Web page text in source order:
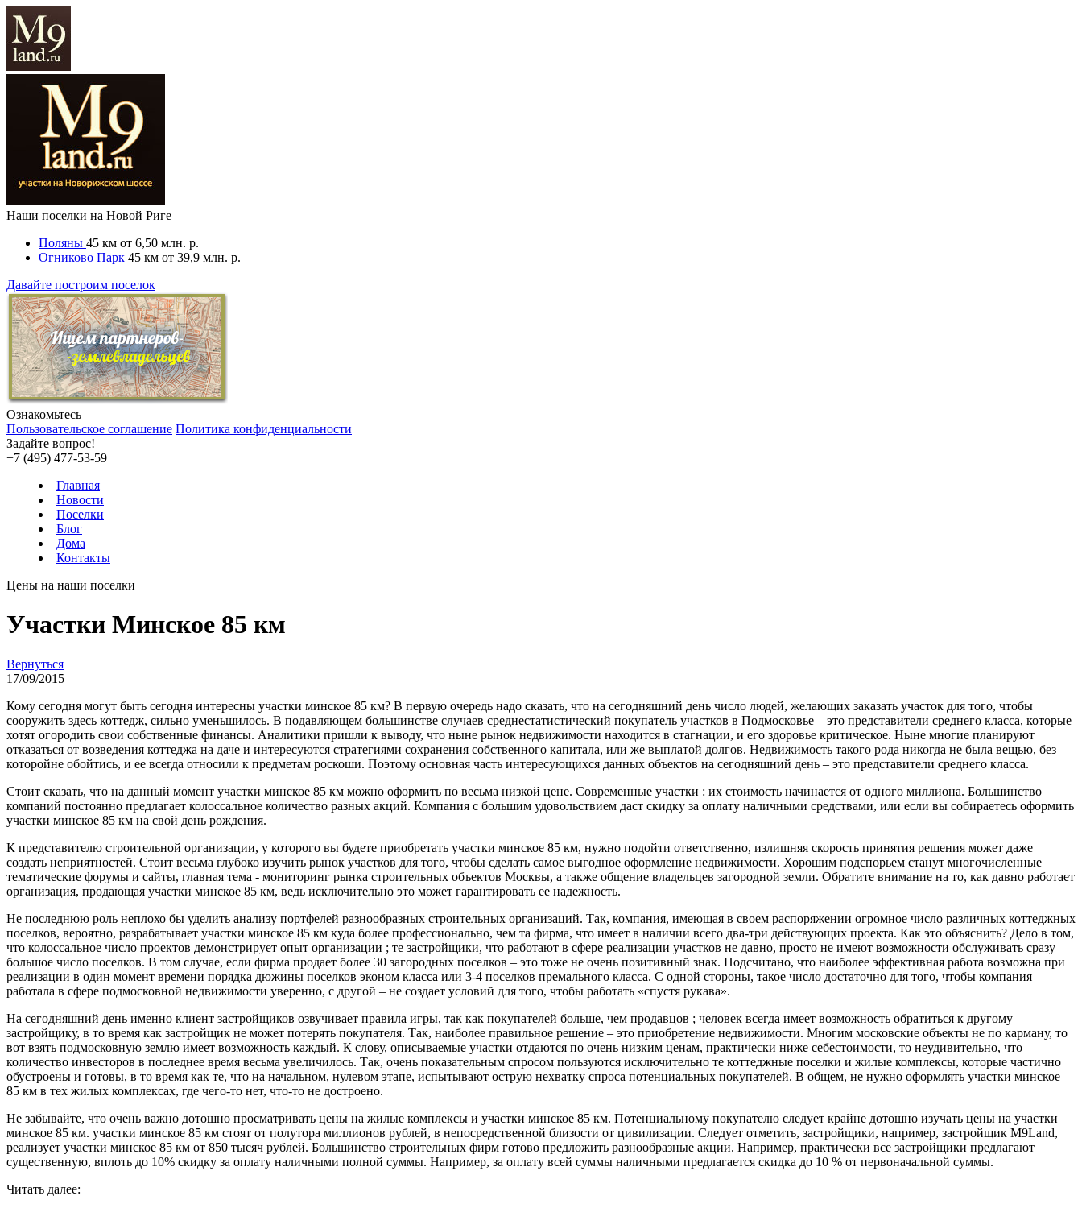
Наши поселки на Новой Риге
Поляны 45 км от 6,50 млн. р.
Огниково Парк 45 км от 39,9 млн. р.
Давайте построим поселок
Ознакомьтесь
Пользовательское соглашение Политика конфиденциальности
Задайте вопрос!
+7 (495) 477-53-59
Главная
Новости
Поселки
Блог
Дома
Контакты
Цены на наши поселки
Участки Минское 85 км
Вернуться
17/09/2015
Кому сегодня могут быть сегодня интересны участки минское 85 км? В первую очередь надо сказать, что на сегодняшний день число людей, желающих заказать участок для того, чтобы
сооружить здесь коттедж, сильно уменьшилось. В подавляющем большинстве случаев среднестатистический покупатель участков в Подмосковье – это представители среднего класса, которые
хотят огородить свои собственные финансы. Аналитики пришли к выводу, что ныне рынок недвижимости находится в стагнации, и его здоровье критическое. Ныне многие планируют
отказаться от возведения коттеджа на даче и интересуются стратегиями сохранения собственного капитала, или же выплатой долгов. Недвижимость такого рода никогда не была вещью, без
которойне обойтись, и ее всегда относили к предметам роскоши. Поэтому основная часть интересующихся данных объектов на сегодняшний день – это представители среднего класса.
Стоит сказать, что на данный момент участки минское 85 км можно оформить по весьма низкой цене. Современные участки : их стоимость начинается от одного миллиона. Большинство
компаний постоянно предлагает колоссальное количество разных акций. Компания с большим удовольствием даст скидку за оплату наличными средствами, или если вы собираетесь оформить
участки минское 85 км на свой день рождения.
К представителю строительной организации, у которого вы будете приобретать участки минское 85 км, нужно подойти ответственно, излишняя скорость принятия решения может даже
создать неприятностей. Стоит весьма глубоко изучить рынок участков для того, чтобы сделать самое выгодное оформление недвижимости. Хорошим подспорьем станут многочисленные
тематические форумы и сайты, главная тема - мониторинг рынка строительных объектов Москвы, а также общение владельцев загородной земли. Обратите внимание на то, как давно работает
организация, продающая участки минское 85 км, ведь исключительно это может гарантировать ее надежность.
Не последнюю роль неплохо бы уделить анализу портфелей разнообразных строительных организаций. Так, компания, имеющая в своем распоряжении огромное число различных коттеджных
поселков, вероятно, разрабатывает участки минское 85 км куда более профессионально, чем та фирма, что имеет в наличии всего два-три действующих проекта. Как это объяснить? Дело в том,
что колоссальное число проектов демонстрирует опыт организации ; те застройщики, что работают в сфере реализации участков не давно, просто не имеют возможности обслуживать сразу
большое число поселков. В том случае, если фирма продает более 30 загородных поселков – это тоже не очень позитивный знак. Подсчитано, что наиболее эффективная работа возможна при
реализации в один момент времени порядка дюжины поселков эконом класса или 3-4 поселков премального класса. С одной стороны, такое число достаточно для того, чтобы компания
работала в сфере подмосковной недвижимости уверенно, с другой – не создает условий для того, чтобы работать «спустя рукава».
На сегодняшний день именно клиент застройщиков озвучивает правила игры, так как покупателей больше, чем продавцов ; человек всегда имеет возможность обратиться к другому
застройщику, в то время как застройщик не может потерять покупателя. Так, наиболее правильное решение – это приобретение недвижимости. Многим московские объекты не по карману, то
вот взять подмосковную землю имеет возможность каждый. К слову, описываемые участки отдаются по очень низким ценам, практически ниже себестоимости, то неудивительно, что
количество инвесторов в последнее время весьма увеличилось. Так, очень показательным спросом пользуются исключительно те коттеджные поселки и жилые комплексы, которые частично
обустроены и готовы, в то время как те, что на начальном, нулевом этапе, испытывают острую нехватку спроса потенциальных покупателей. В общем, не нужно оформлять участки минское
85 км в тех жилых комплексах, где чего-то нет, что-то не достроено.
Не забывайте, что очень важно дотошно просматривать цены на жилые комплексы и участки минское 85 км. Потенциальному покупателю следует крайне дотошно изучать цены на участки
минское 85 км. участки минское 85 км стоят от полутора миллионов рублей, в непосредственной близости от цивилизации. Следует отметить, застройщики, например, застройщик M9Land,
реализует участки минское 85 км от 850 тысяч рублей. Большинство строительных фирм готово предложить разнообразные акции. Например, практически все застройщики предлагают
существенную, вплоть до 10% скидку за оплату наличными полной суммы. Например, за оплату всей суммы наличными предлагается скидка до 10 % от первоначальной суммы.
Читать далее: